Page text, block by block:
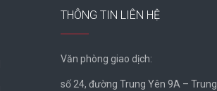
THÔNG TIN LIÊN HỆ
Văn phòng giao dịch:
số 24, đường Trung Yên 9A – Trung